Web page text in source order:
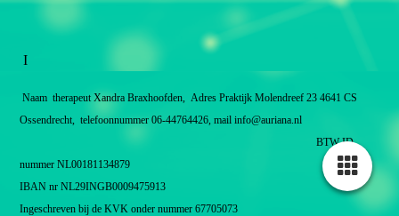
I
Naam therapeut Xandra Braxhoofden, Adres Praktijk Molendreef 23 4641 CS
Ossendrecht, telefoonnummer 06-44764426, mail info@auriana.nl
BTW ID
nummer NL00181134879
IBAN nr NL29INGB0009475913
Ingeschreven bij de KVK onder nummer 67705073